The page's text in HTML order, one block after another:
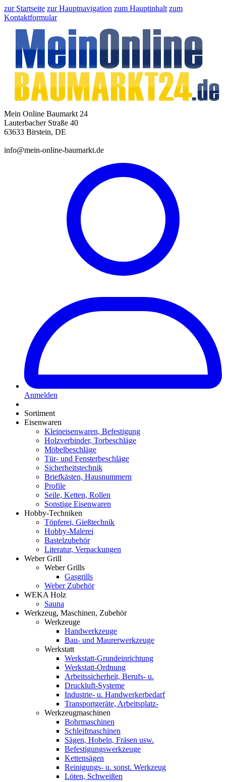
zur Startseite zur Hauptnavigation zum Hauptinhalt zum
Kontaktformular
Mein Online Baumarkt 24
Lauterbacher Straße 40
63633 Birstein, DE
info@mein-online-baumarkt.de
Anmelden
Sortiment
Eisenwaren
Kleineisenwaren, Befestigung
Holzverbinder, Torbeschläge
Möbelbeschläge
Tür- und Fensterbeschläge
Sicherheitstechnik
Briefkästen, Hausnummern
Profile
Seile, Ketten, Rollen
Sonstige Eisenwaren
Hobby-Techniken
Töpferei, Gießtechnik
Hobby-Malerei
Bastelzubehör
Literatur, Verpackungen
Weber Grill
Weber Grills
Gasgrills
Weber Zubehör
WEKA Holz
Sauna
Werkzeug, Maschinen, Zubehör
Werkzeuge
Handwerkzeuge
Bau- und Maurerwerkzeuge
Werkstatt
Werkstatt-Grundeinrichtung
Werkstatt-Ordnung
Arbeitssicherheit, Berufs- u.
Druckluft-Systeme
Industrie- u. Handwerkerbedarf
Transportgeräte, Arbeitsplatz-
Werkzeugmaschinen
Bohrmaschinen
Schleifmaschinen
Sägen, Hobeln, Fräsen usw.
Befestigungswerkzeuge
Kettensägen
Reinigungs- u. sonst. Werkzeug
Löten, Schweißen